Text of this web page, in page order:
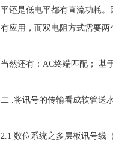
平还是低电平都有直流功耗
有应用，而双电阻方式需要两
当然还有：AC终端匹配； 基
二 .将讯号的传输看成软管送
2.1 数位系统之多层板讯号线